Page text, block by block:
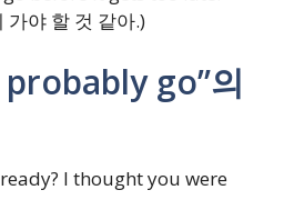
가야 할 것 같아.)
go”의
I thought you were